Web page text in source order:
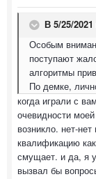
В 5/25/2021
Особым
поступают
алгоритмы
По демке,
когда играли с
очевидности
возникло. нет-
квалификацию
смущает. и да, я
вызвал бы